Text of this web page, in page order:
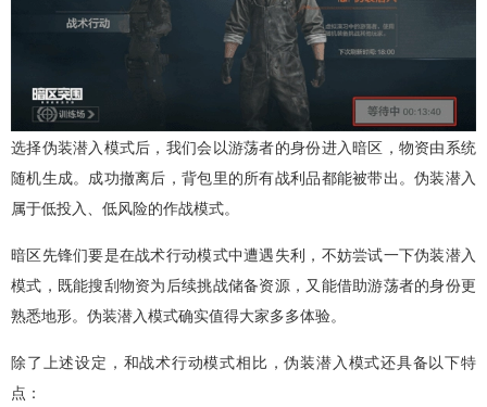
选择伪装潜入模式后，我们会以游荡者的身份进入暗区，物资由系统
随机生成。成功撤离后，背包里的所有战利品都能被带出。伪装潜入
属于低投入、低风险的作战模式。
暗区先锋们要是在战术行动模式中遭遇失利，不妨尝试一下伪装潜入
模式，既能搜刮物资为后续挑战储备资源，又能借助游荡者的身份更
熟悉地形。伪装潜入模式确实值得大家多多体验。
除了上述设定，和战术行动模式相比，伪装潜入模式还具备以下特
点：